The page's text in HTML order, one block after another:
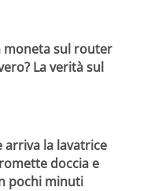
moneta sul router
La verità sul
arriva la lavatrice
doccia e
pochi minuti